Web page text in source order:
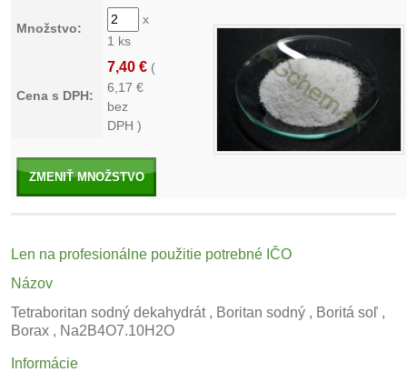
Množstvo:
x
1 ks
Cena s DPH:
7,40 € (
6,17 €
bez
DPH )
ZMENIŤ MNOŽSTVO
Len na profesionálne použitie potrebné IČO
Názov
Tetraboritan sodný dekahydrát , Boritan sodný , Boritá soľ ,
Borax , Na2B4O7.10H2O
Informácie